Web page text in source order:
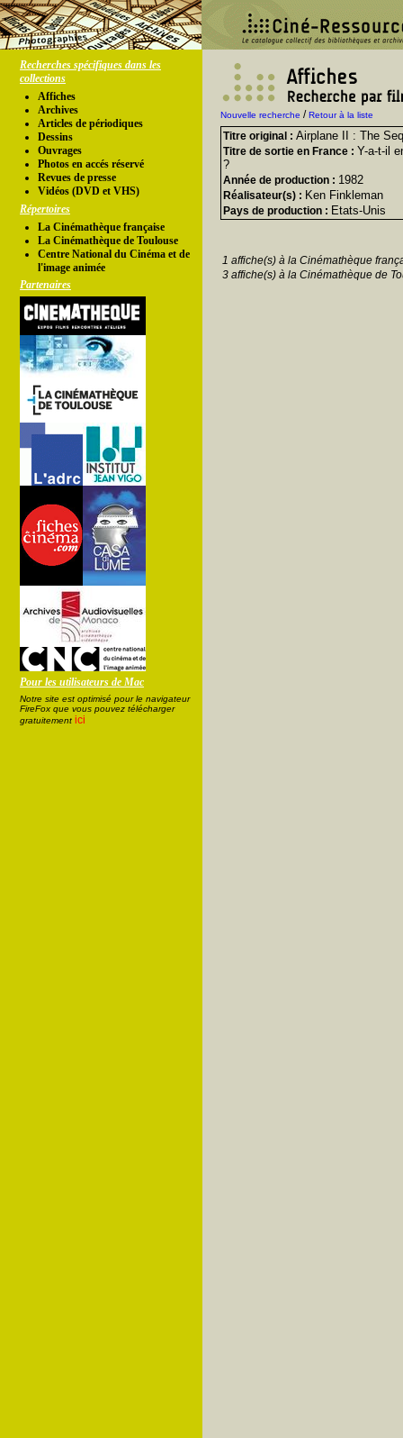
Recherches spécifiques dans les
collections
Affiches
Archives
Articles de périodiques
Dessins
Ouvrages
Photos en accés réservé
Revues de presse
Vidéos (DVD et VHS)
Répertoires
La Cinémathèque française
La Cinémathèque de Toulouse
Centre National du Cinéma et de
l'image animée
Partenaires
Pour les utilisateurs de Mac
Notre site est optimisé pour le navigateur
FireFox que vous pouvez télécharger
gratuitement ici
Nouvelle recherche /Retour à la liste
Titre original : Airplane II : The
Titre de sortie en France : Y-a-t-il
?
Année de production : 1982
Réalisateur(s) : Ken Finkleman
Pays de production : Etats-Unis
1 affiche(s) à la Cinémathèque
3 affiche(s) à la Cinémathèque de